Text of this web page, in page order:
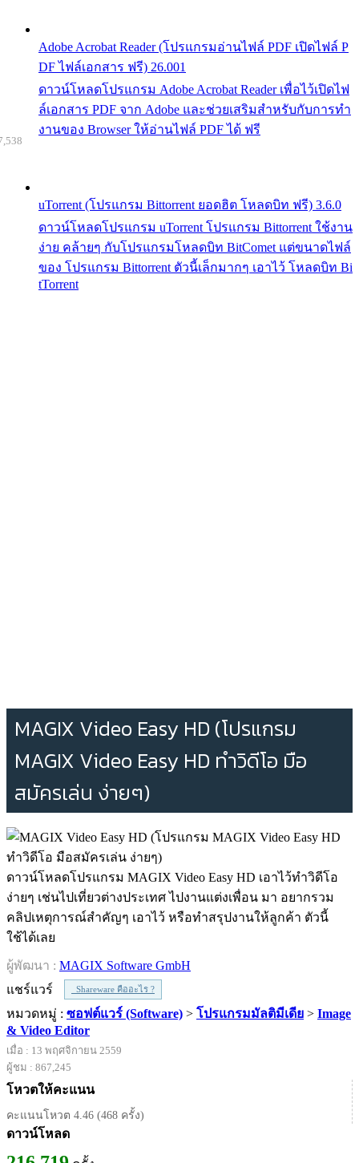
Adobe Acrobat Reader (โปรแกรมอ่านไฟล์ PDF เปิดไฟล์ P
DF ไฟล์เอกสาร ฟรี) 26.001
ดาวน์โหลดโปรแกรม Adobe Acrobat Reader เพื่อไว้เปิดไฟ
ล์เอกสาร PDF จาก Adobe และช่วยเสริมสำหรับกับการทำ
งานของ Browser ให้อ่านไฟล์ PDF ได้ ฟรี
uTorrent (โปรแกรม Bittorrent ยอดฮิต โหลดบิท ฟรี) 3.6.0
ดาวน์โหลดโปรแกรม uTorrent โปรแกรม Bittorrent ใช้งาน
ง่าย คล้ายๆ กับโปรแกรมโหลดบิท BitComet แต่ขนาดไฟล์
ของ โปรแกรม Bittorrent ตัวนี้เล็กมากๆ เอาไว้ โหลดบิท Bi
tTorrent
MAGIX Video Easy HD (โปรแกรม
MAGIX Video Easy HD ทำวิดีโอ มือ
สมัครเล่น ง่ายๆ)
ดาวน์โหลดโปรแกรม MAGIX Video Easy HD เอาไว้ทำวิดีโอ
ง่ายๆ เช่นไปเที่ยวต่างประเทศ ไปงานแต่งเพื่อน มา อยากรวม
คลิปเหตุการณ์สำคัญๆ เอาไว้ หรือทำสรุปงานให้ลูกค้า ตัวนี้
ใช้ได้เลย
ผู้พัฒนา : MAGIX Software GmbH
แชร์แวร์
Shareware คืออะไร ?
หมวดหมู่ : ซอฟต์แวร์ (Software) > โปรแกรมมัลติมีเดีย > Image
& Video Editor
เมื่อ : 13 พฤศจิกายน 2559
ผู้ชม : 867,245
โหวตให้คะแนน
คะแนนโหวต 4.46 (468 ครั้ง)
ดาวน์โหลด